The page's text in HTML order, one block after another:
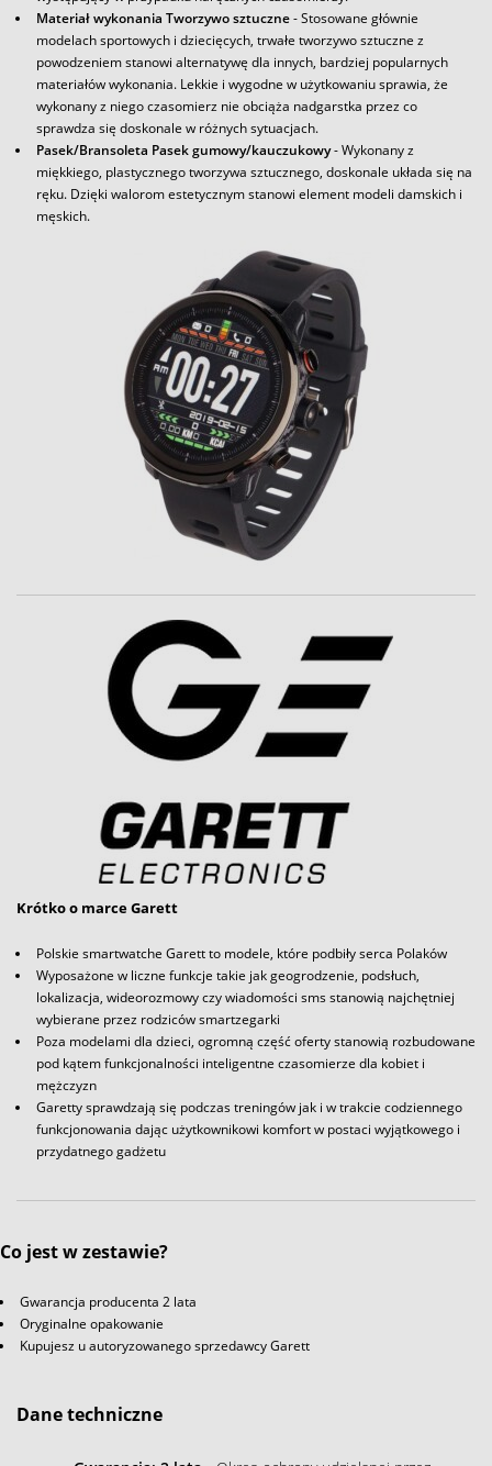
Materiał wykonania Tworzywo sztuczne- Stosowane głównie
modelach sportowych i dziecięcych, trwałe tworzywo sztuczne z
powodzeniem stanowi alternatywę dla innych, bardziej popularnych
materiałów wykonania. Lekkie i wygodne w użytkowaniu sprawia, że
wykonany z niego czasomierz nie obciąża nadgarstka przez co
sprawdza się doskonale w różnych sytuacjach.
Pasek/Bransoleta Pasek gumowy/kauczukowy- Wykonany z
miękkiego, plastycznego tworzywa sztucznego, doskonale układa się na
ręku. Dzięki walorom estetycznym stanowi element modeli damskich i
męskich.
Krótko o marce Garett
Polskie smartwatche Garett to modele, które podbiły serca Polaków
Wyposażone w liczne funkcje takie jak geogrodzenie, podsłuch,
lokalizacja, wideorozmowy czy wiadomości sms stanowią najchętniej
wybierane przez rodziców smartzegarki
Poza modelami dla dzieci, ogromną część oferty stanowią rozbudowane
pod kątem funkcjonalności inteligentne czasomierze dla kobiet i
mężczyzn
Garetty sprawdzają się podczas treningów jak i w trakcie codziennego
funkcjonowania dając użytkownikowi komfort w postaci wyjątkowego i
przydatnego gadżetu
Co jest w zestawie?
Gwarancja producenta 2 lata
Oryginalne opakowanie
Kupujesz u autoryzowanego sprzedawcy Garett
Dane techniczne